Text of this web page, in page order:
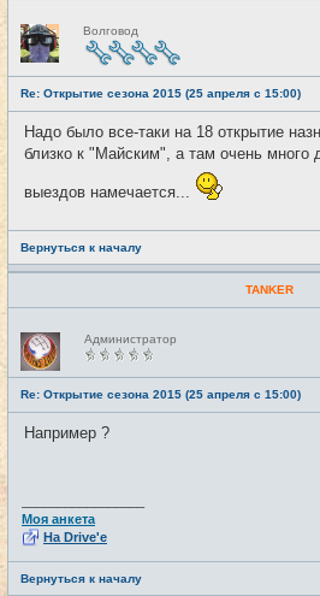
Н
е
в
с
е
т
и
Волговод
Re: Открытие сезона 2015 (25 апреля с 15:00)
Надо было все-таки на 18 открытие
близко к "Майским", а там очень много
выездов намечается...
Вернуться к началу
TANKER
Н
е
в
с
е
т
и
Администратор
Re: Открытие сезона 2015 (25 апреля с 15:00)
Например ?
Моя анкета
На Drive'e
Вернуться к началу